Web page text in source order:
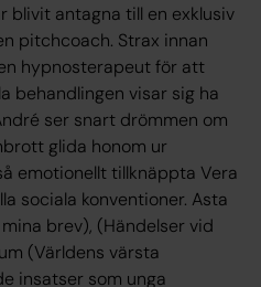
blivit antagna till en exklusiv
pitchcoach. Strax innan
hypnosterapeut för att
behandlingen visar sig ha
ser snart drömmen om
glida honom ur
emotionellt tillknäppta Vera
sociala konventioner. Asta
brev), (Händelser vid
(Världens värsta
insatser som unga